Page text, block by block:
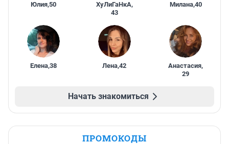
Юлия,50 ХуЛиГаНкА,
43
Милана,40
Елена,38 Лена,42 Анастасия,
29
Начать знакомиться
ПРОМОКОДЫ